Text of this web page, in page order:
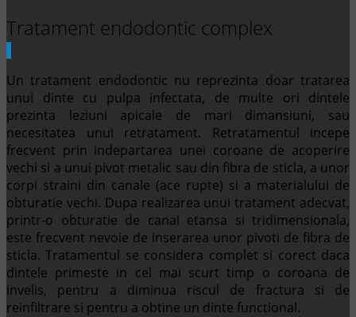
Tratament endodontic complex
Un tratament endodontic nu reprezinta doar tratarea
unui dinte cu pulpa infectata, de multe ori dintele
prezinta leziuni apicale de mari dimansiuni, sau
necesitatea unui retratament. Retratamentul incepe
frecvent prin indepartarea unei coroane de acoperire
vechi si a unui pivot metalic sau din fibra de sticla, a unor
corpi straini din canale (ace rupte) si a materialului de
obturatie vechi. Dupa realizarea unui tratament adecvat,
printr-o obturatie de canal etansa si tridimensionala,
este frecvent nevoie de inserarea unor pivoti de fibra de
sticla. Tratamentul se considera complet si corect daca
dintele primeste in cel mai scurt timp o coroana de
invelis, pentru a diminua riscul de fractura si de
reinfiltrare si pentru a obtine un dinte functional.